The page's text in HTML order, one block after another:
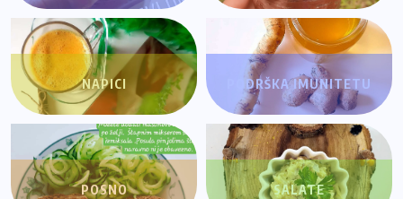
NAPICI PODRŠKA IMUNITETU
POSNO SALATE